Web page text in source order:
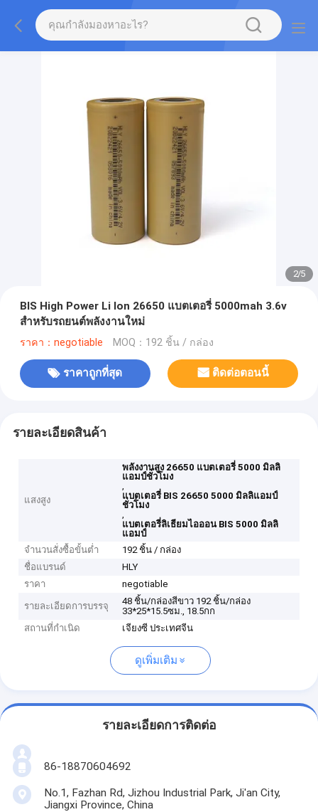
2/5
BIS High Power Li Ion 26650 แบตเตอรี่ 5000mah 3.6v
สำหรับรถยนต์พลังงานใหม่
ราคา：negotiable MOQ：192 ชิ้น / กล่อง
ราคาถูกที่สุด ติดต่อตอนนี้
รายละเอียดสินค้า
แสงสูง
พลังงานสูง 26650 แบตเตอรี่ 5000 มิลลิ
แอมป์ชั่วโมง
,
แบตเตอรี่ BIS 26650 5000 มิลลิแอมป์
ชั่วโมง
,
แบตเตอรี่ลิเธียมไอออน BIS 5000 มิลลิ
แอมป์
จำนวนสั่งซื้อขั้นต่ำ
192 ชิ้น / กล่อง
ชื่อแบรนด์
HLY
ราคา
negotiable
รายละเอียดการบรรจุ
48 ชิ้น/กล่องสีขาว 192 ชิ้น/กล่อง
33*25*15.5ซม., 18.5กก
สถานที่กำเนิด
เจียงซี ประเทศจีน
ดูเพิ่มเติม
รายละเอียดการติดต่อ
86-18870604692
No.1, Fazhan Rd, Jizhou Industrial Park, Ji'an City,
Jiangxi Province, China